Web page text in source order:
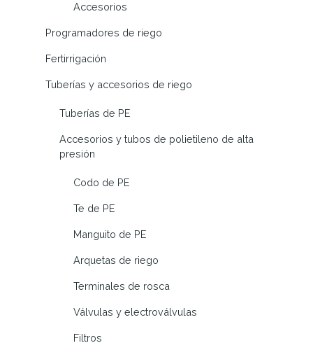
Accesorios
Programadores de riego
Fertirrigación
Tuberías y accesorios de riego
Tuberías de PE
Accesorios y tubos de polietileno de alta
presión
Codo de PE
Te de PE
Manguito de PE
Arquetas de riego
Terminales de rosca
Válvulas y electroválvulas
Filtros